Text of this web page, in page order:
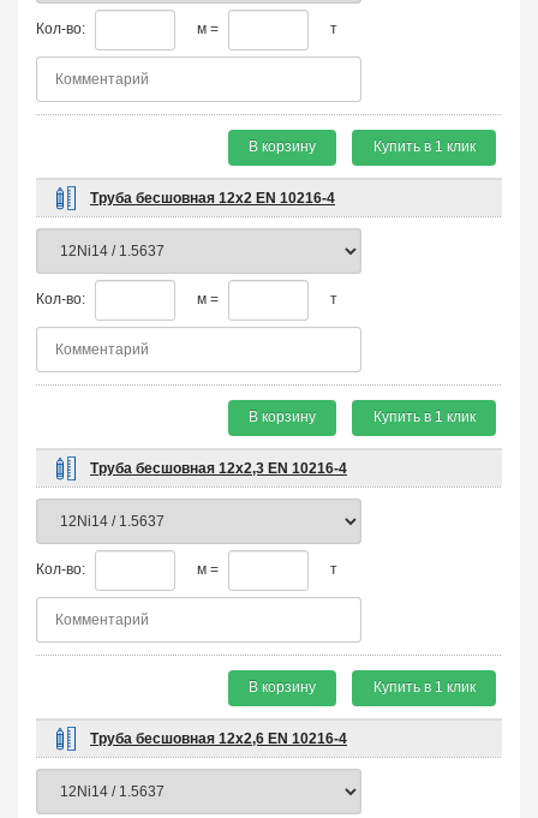
Кол-во: м = т
В корзину Купить в 1 клик
Труба бесшовная 12х2 EN 10216-4
Кол-во: м = т
В корзину Купить в 1 клик
Труба бесшовная 12х2,3 EN 10216-4
Кол-во: м = т
В корзину Купить в 1 клик
Труба бесшовная 12х2,6 EN 10216-4